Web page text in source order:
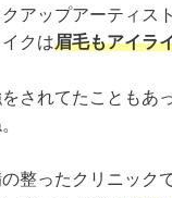
アップアーティス
クは眉毛もアイラ
されてたこともあ
整ったクリニック